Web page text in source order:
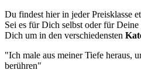
Du findest hier in jeder Preisklasse
Sei es für Dich selbst oder für
Dich um in den verschiedensten
"Ich male aus meiner Tiefe heraus,
berühren"